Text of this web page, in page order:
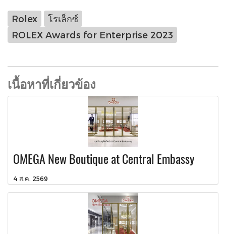
Rolex
โรเล็กซ์
ROLEX Awards for Enterprise 2023
เนื้อหาที่เกี่ยวข้อง
OMEGA New Boutique at Central Embassy
4 ส.ค. 2569